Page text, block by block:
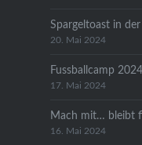
Spargeltoast in
20. Mai 2024
Fussballcamp
17. Mai 2024
Mach mit… bleibt
16. Mai 2024